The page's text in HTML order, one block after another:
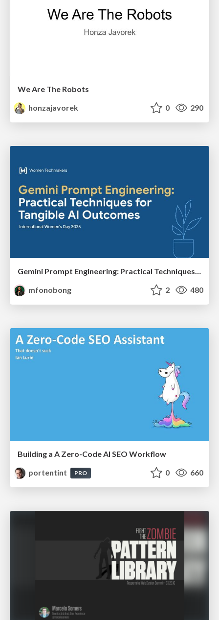
We Are The Robots
honzajavorek
0 290
Gemini Prompt Engineering: Practical Techniques for Tangible AI Outcomes
mfonobong
2 480
Building a A Zero-Code AI SEO Workflow
portentint
PRO 0 660